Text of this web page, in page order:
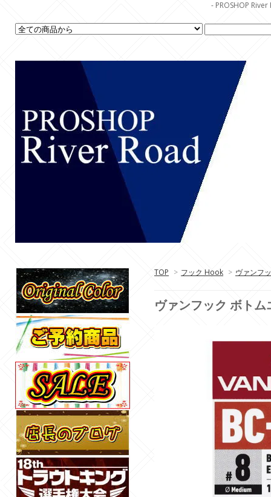
- PROSHOP
TOP > フック Hook > ヴァンフ
ヴァンフック ボト